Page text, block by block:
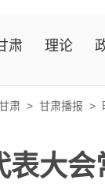
肃 理论
肃 > 甘肃播报 >
表大